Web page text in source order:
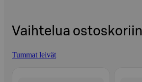
Vaihtelua ostoskoriin
Tummat leivät